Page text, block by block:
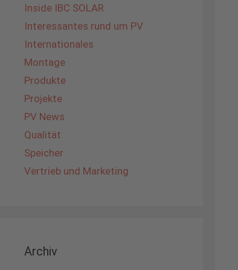
Inside IBC SOLAR
Interessantes rund um PV
Internationales
Montage
Produkte
Projekte
PV News
Qualität
Speicher
Vertrieb und Marketing
Archiv